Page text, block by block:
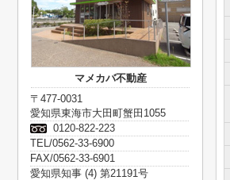
マメカバ不動産
〒477-0031
愛知県東海市大田町蟹田1055
0120-822-223
TEL/0562-33-6900
FAX/0562-33-6901
愛知県知事 (4) 第21191号